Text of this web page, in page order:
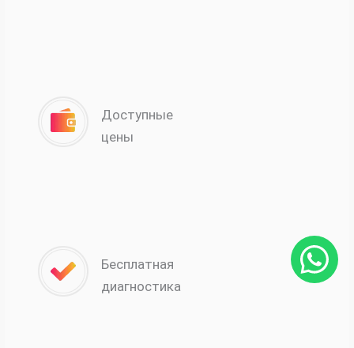
Доступные
цены
Бесплатная
диагностика